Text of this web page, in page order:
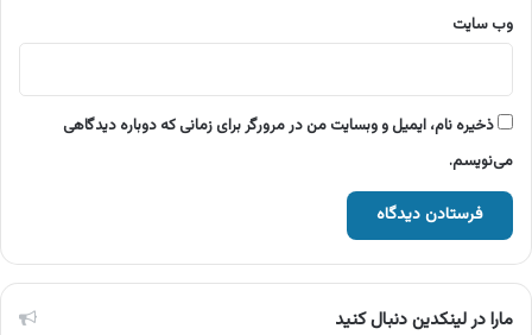
وب‌ سایت
ذخیره نام، ایمیل و وبسایت من در مرورگر برای زمانی که دوباره دیدگاهی
می‌نویسم.
مارا در لینکدین دنبال کنید